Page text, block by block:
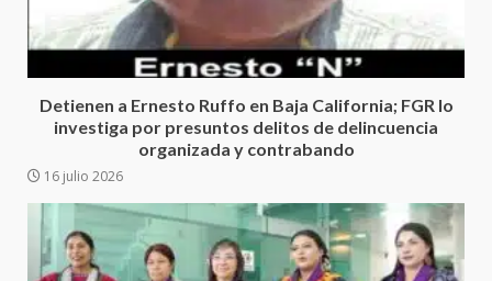
Detienen a Ernesto Ruffo en Baja California; FGR lo
investiga por presuntos delitos de delincuencia
organizada y contrabando
16 julio 2026
16 julio 2026
6
Detienen a Ernesto Ruffo en Baja
California; FGR lo investiga por
presuntos delitos de
delincuencia organizada y
Sin paso carretera Oaxaca-
Cuacnopalan